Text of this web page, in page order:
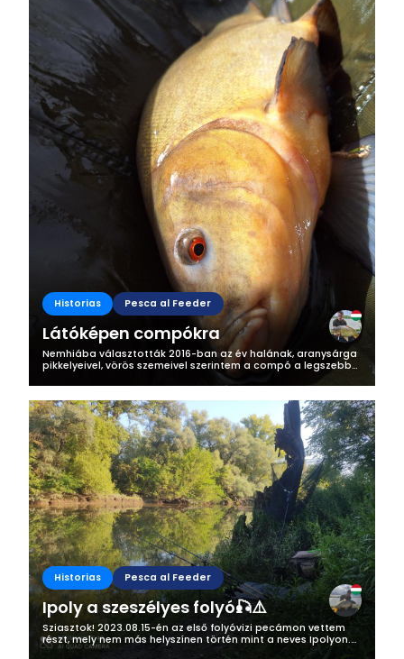
Historias Pesca al Feeder
Látóképen compókra
Nemhiába választották 2016-ban az év halának, aranysárga
pikkelyeivel, vörös szemeivel szerintem a compó a legszebb
hal a hazai vizekben. 2024.03.30 -án a Látóképi-tározóra
látogattam, azon belül...
Historias Pesca al Feeder
Ipoly a szeszélyes folyó🎣⚠️
Sziasztok! 2023.08.15-én az első folyóvizi pecámon vettem
részt, mely nem más helyszínen történ mint a neves Ipolyon.
Egy kicsit az Ipolyról, ha valaki kevésbé ismerné: